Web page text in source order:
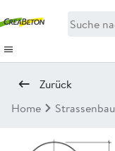
Zurück
Home
Strassenbau